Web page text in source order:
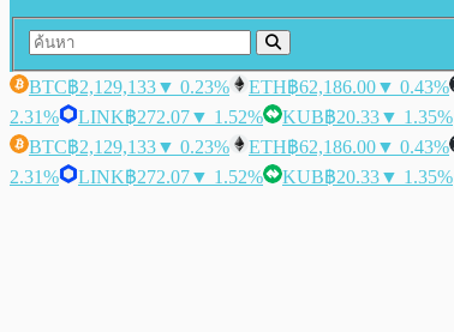
BTC฿2,129,133▼ 0.23% ETH฿62,186.00▼ 0.43%
2.31%
LINK฿272.07▼ 1.52% KUB฿20.33▼ 1.35%
BTC฿2,129,133▼ 0.23% ETH฿62,186.00▼ 0.43%
2.31%
LINK฿272.07▼ 1.52% KUB฿20.33▼ 1.35%